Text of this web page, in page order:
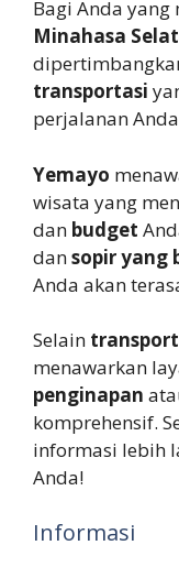
Bagi Anda yang
Minahasa
transportasi
perjalanan
Yemayo
wisata yang
dan budget
dansopir yang
Anda akan
Selain
menawarkan
penginapan
komprehensif.
informasi lebih
Anda!
Informasi